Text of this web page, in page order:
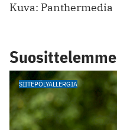
Kuva: Panthermedia
Suosittelemme
SIITEPÖLYALLERGIA